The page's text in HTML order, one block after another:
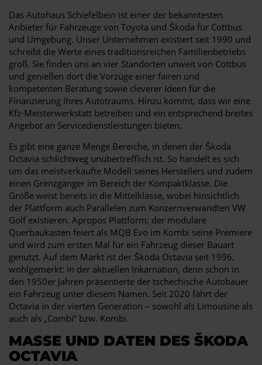
Das Autohaus Schiefelbein ist einer der bekanntesten
Anbieter für Fahrzeuge von Toyota und Škoda für Cottbus
und Umgebung. Unser Unternehmen existiert seit 1990 und
schreibt die Werte eines traditionsreichen Familienbetriebs
groß. Sie finden uns an vier Standorten unweit von Cottbus
und genießen dort die Vorzüge einer fairen und
kompetenten Beratung sowie cleverer Ideen für die
Finanzierung Ihres Autotraums. Hinzu kommt, dass wir eine
Kfz-Meisterwerkstatt betreiben und ein entsprechend breites
Angebot an Servicedienstleistungen bieten.
Es gibt eine ganze Menge Bereiche, in denen der Škoda
Octavia schlichtweg unübertrefflich ist. So handelt es sich
um das meistverkaufte Modell seines Herstellers und zudem
einen Grenzgänger im Bereich der Kompaktklasse. Die
Größe weist bereits in die Mittelklasse, wobei hinsichtlich
der Plattform auch Parallelen zum Konzernverwandten VW
Golf existieren. Apropos Plattform: der modulare
Querbaukasten feiert als MQB Evo im Kombi seine Premiere
und wird zum ersten Mal für ein Fahrzeug dieser Bauart
genutzt. Auf dem Markt ist der Škoda Octavia seit 1996,
wohlgemerkt: in der aktuellen Inkarnation, denn schon in
den 1950er Jahren präsentierte der tschechische Autobauer
ein Fahrzeug unter diesem Namen. Seit 2020 fährt der
Octavia in der vierten Generation – sowohl als Limousine als
auch als „Combi“ bzw. Kombi.
MASSE UND DATEN DES ŠKODA O
CTAVIA